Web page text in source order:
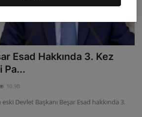
Esad Hakkında 3. Kez
Pa...
10.9B
eski Devlet Başkanı Beşar Esad hakkında 3.